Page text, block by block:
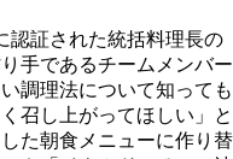
認証された統括料理長の
手であるチームメンバー
調理法について知っても
召し上がってほしい」と
た朝食メニューに作り替